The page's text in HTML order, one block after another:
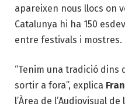
apareixen nous llocs on
Catalunya hi ha 150
entre festivals i mostres.
“Tenim una tradició dins
sortir a fora”, explica
l’Àrea de l’Audiovisual